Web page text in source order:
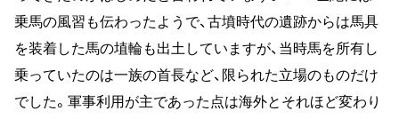
乗馬の風習も伝わったようで、古墳時代の遺跡からは馬具
を装着した馬の埴輪も出土していますが、当時馬を所有し
乗っていたのは一族の首長など、限られた立場のものだけ
でした。軍事利用が主であった点は海外とそれほど変わり